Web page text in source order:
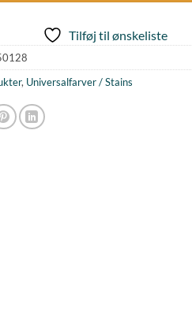
Tilføj til ønskeliste
, Universalfarver / Stains